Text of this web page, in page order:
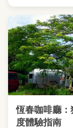
恆春咖啡廳
度體驗指南